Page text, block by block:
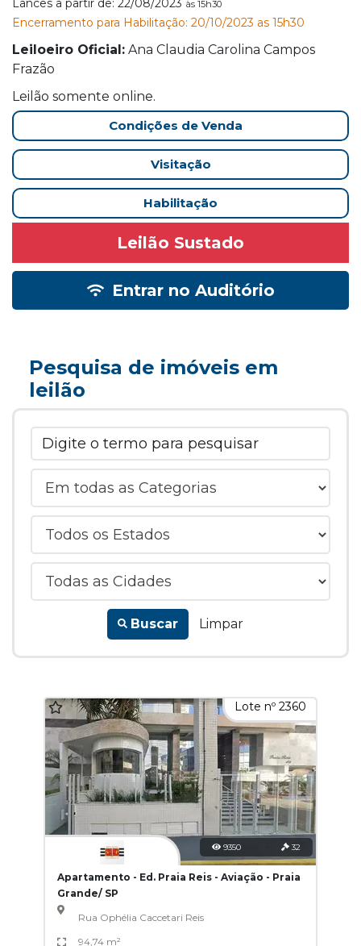
Lances a partir de: 22/08/2023 às 15h30
Encerramento para Habilitação: 20/10/2023 as 15h30
Leiloeiro Oficial: Ana Claudia Carolina Campos
Frazão
Leilão somente online.
Condições de Venda
Visitação
Habilitação
Leilão Sustado
Entrar no Auditório
Pesquisa de imóveis em
leilão
Buscar Limpar
Lote nº 2360
9350 32
Apartamento - Ed. Praia Reis - Aviação - Praia
Grande/ SP
Rua Ophélia Caccetari Reis
94,74 m²